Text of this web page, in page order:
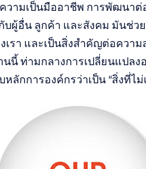
ามเป็นมืออาชีพ การพัฒนาต่
บผู้อื่น ลูกค้า และสังคม มันช่ว
รา และเป็นสิ่งสำคัญต่อความ
ท่ามกลางการเปลี่ยนแปลง
ลักการองค์กรว่าเป็น “สิ่งที่ไม่